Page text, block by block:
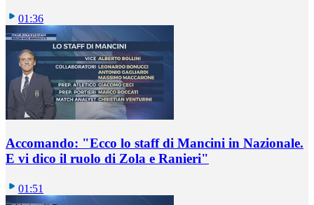
01:36
Accomando: "Ecco lo staff di Mancini in Nazionale.
E vi dico il ruolo di Zola e Ranieri"
01:51